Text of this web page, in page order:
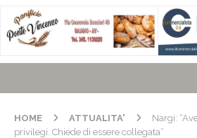
HOME ATTUALITA'
Nargi:
privilegi. Chiede di essere collegata”